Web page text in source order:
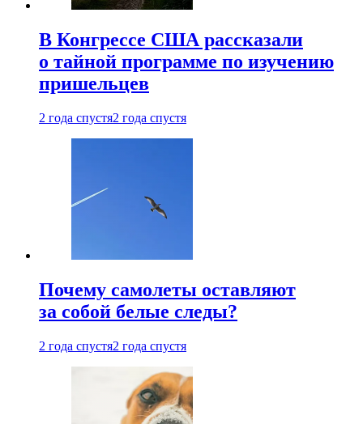
В Конгрессе США рассказали
о тайной программе по изучению
пришельцев
2 года спустя2 года спустя
Почему самолеты оставляют
за собой белые следы?
2 года спустя2 года спустя